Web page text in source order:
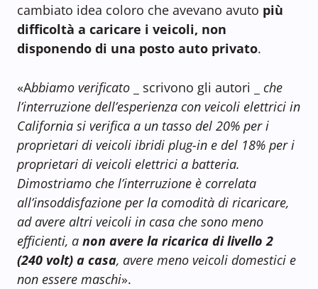
cambiato idea coloro che avevano avuto più
difficoltà a caricare i veicoli, non
disponendo di una posto auto privato.
«Abbiamo verificato _ scrivono gli autori _ che
l’interruzione dell’esperienza con veicoli elettrici in
California si verifica a un tasso del 20% per i
proprietari di veicoli ibridi plug-in e del 18% per i
proprietari di veicoli elettrici a batteria.
Dimostriamo che l’interruzione è correlata
all’insoddisfazione per la comodità di ricaricare,
ad avere altri veicoli in casa che sono meno
efficienti, a non avere la ricarica di livello 2
(240 volt) a casa, avere meno veicoli domestici e
non essere maschi».